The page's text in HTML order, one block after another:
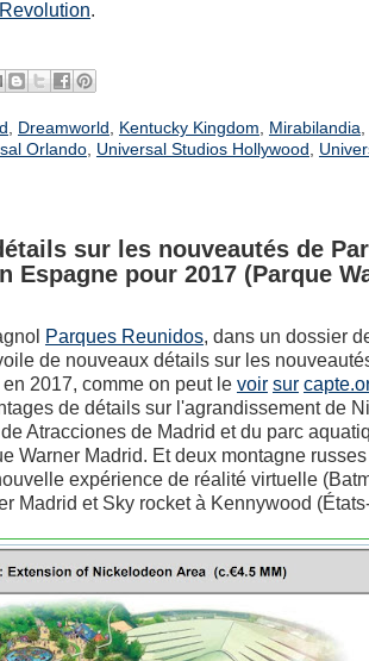
.
Dreamworld Kentucky Kingdom Mirabilandia
Orlando, Universal Studios Hollywood
sur les nouveautés de
Espagne pour 2017 (Parque
Parques Reunidos, dans un dossier
de nouveaux détails sur les
2017, comme on peut le voir sur
de détails sur l'agrandissement de
Atracciones de Madrid et du parc
Warner Madrid. Et deux montagne
expérience de réalité virtuelle
Madrid et Sky rocket à Kennywood